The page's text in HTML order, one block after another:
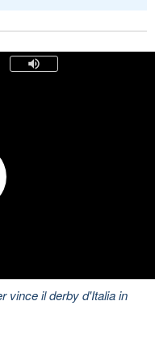
vince il derby d'Italia in